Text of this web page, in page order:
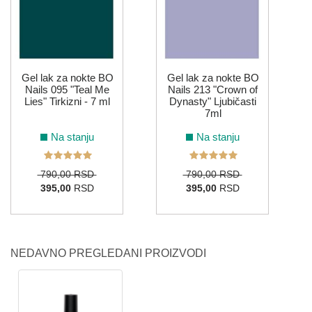
Gel lak za nokte BO
Nails 095 "Teal Me
Lies" Tirkizni - 7 ml
Na stanju
790,00 RSD
395,00RSD
Gel lak za nokte BO
Nails 213 "Crown of
Dynasty" Ljubičasti
7ml
Na stanju
790,00 RSD
395,00RSD
NEDAVNO PREGLEDANI PROIZVODI